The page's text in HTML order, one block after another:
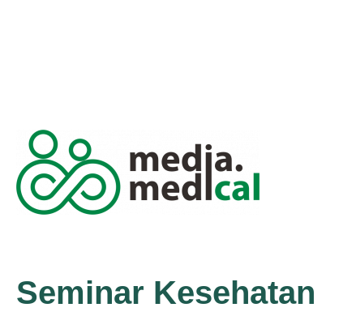
Seminar Kesehatan